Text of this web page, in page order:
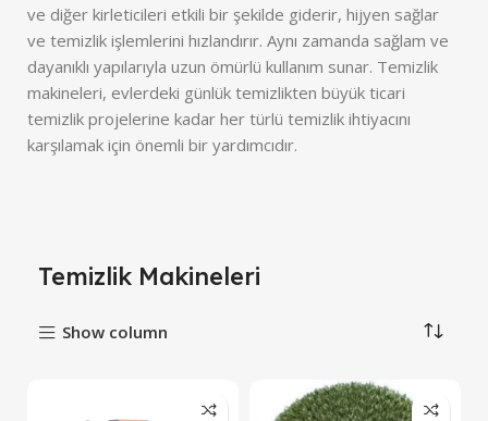
ve diğer kirleticileri etkili bir şekilde giderir, hijyen sağlar
ve temizlik işlemlerini hızlandırır. Aynı zamanda sağlam ve
dayanıklı yapılarıyla uzun ömürlü kullanım sunar. Temizlik
makineleri, evlerdeki günlük temizlikten büyük ticari
temizlik projelerine kadar her türlü temizlik ihtiyacını
karşılamak için önemli bir yardımcıdır.
Temizlik Makineleri
Show column